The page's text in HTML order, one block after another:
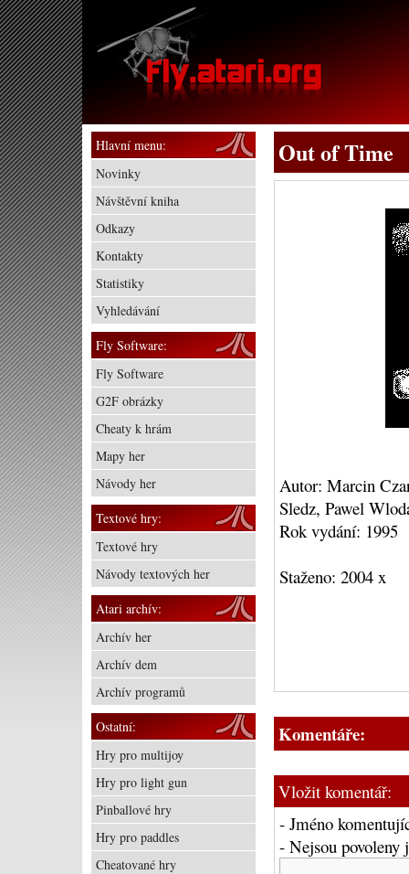
Out of Time
Autor: Marcin
Sledz, Pawel
Rok vydání: 1995
Staženo: 2004 x
Komentáře:
Vložit komentář:
- Jméno
- Nejsou
Hlavní menu:
Novinky
Návštěvní kniha
Odkazy
Kontakty
Statistiky
Vyhledávání
Fly Software:
Fly Software
G2F obrázky
Cheaty k hrám
Mapy her
Návody her
Textové hry:
Textové hry
Návody textových her
Atari archív:
Archív her
Archív dem
Archív programů
Ostatní:
Hry pro multijoy
Hry pro light gun
Pinballové hry
Hry pro paddles
Cheatované hry